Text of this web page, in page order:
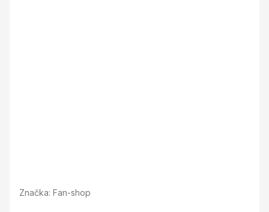
Značka: Fan-shop